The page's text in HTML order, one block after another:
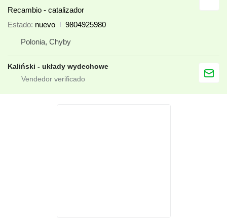
Recambio - catalizador
Estado nuevo
9804925980
Polonia, Chyby
Kaliński - układy wydechowe